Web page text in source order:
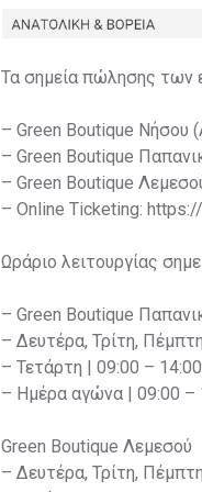
Τα σημεία πώλησης των
– Green Boutique Νήσου
– Green Boutique
– Green Boutique
– Online Ticketing:
Ωράριο λειτουργίας
– Green Boutique
– Δευτέρα, Τρίτη,
– Τετάρτη | 09:00 – 14:00
– Ημέρα αγώνα | 09:00 –
Green Boutique Λεμεσού
– Δευτέρα, Τρίτη,